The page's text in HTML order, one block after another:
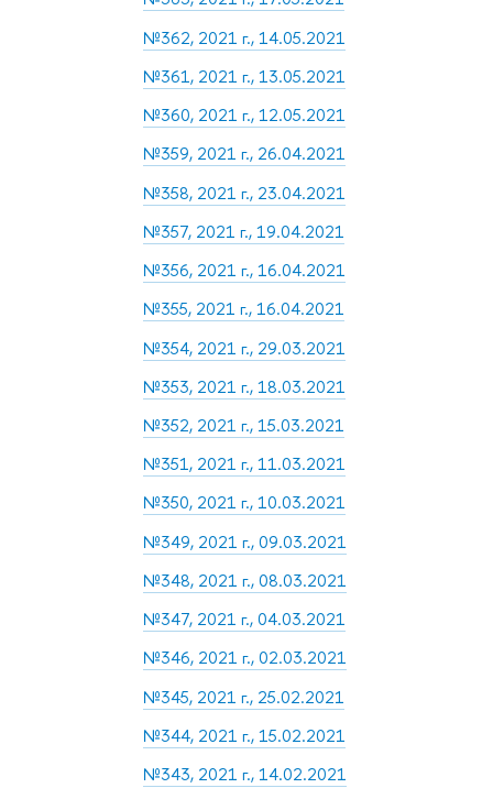
№362, 2021 г., 14.05.2021
№361, 2021 г., 13.05.2021
№360, 2021 г., 12.05.2021
№359, 2021 г., 26.04.2021
№358, 2021 г., 23.04.2021
№357, 2021 г., 19.04.2021
№356, 2021 г., 16.04.2021
№355, 2021 г., 16.04.2021
№354, 2021 г., 29.03.2021
№353, 2021 г., 18.03.2021
№352, 2021 г., 15.03.2021
№351, 2021 г., 11.03.2021
№350, 2021 г., 10.03.2021
№349, 2021 г., 09.03.2021
№348, 2021 г., 08.03.2021
№347, 2021 г., 04.03.2021
№346, 2021 г., 02.03.2021
№345, 2021 г., 25.02.2021
№344, 2021 г., 15.02.2021
№343, 2021 г., 14.02.2021